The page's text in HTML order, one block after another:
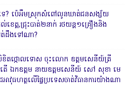
េ? ប៉េអឹមស្រុកសំពៅលូនឃាត់ជនសង្ស័យ
ខេត្ត,ជ្រុះបាត់២នាក់ រថយន្ត១គ្រឿងនិង
ដឹងទៅណា?
ើលិខិតថ្កោលទោស ចុះលោក ឧត្តមសេនីយ៍ត្រី
ើ ឯកឧត្តម នាយឧត្តមសេនីយ៍ សៅ សុខា មេ
ជអាវុធហត្ថលើផ្ទៃប្រទេសចាត់វិធានការយ៉ាងណា